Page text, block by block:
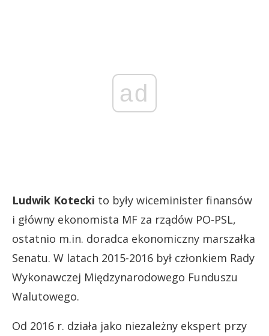
ad
Ludwik Kotecki to były wiceminister finansów
i główny ekonomista MF za rządów PO-PSL,
ostatnio m.in. doradca ekonomiczny marszałka
Senatu. W latach 2015-2016 był członkiem Rady
Wykonawczej Międzynarodowego Funduszu
Walutowego.
Od 2016 r. działa jako niezależny ekspert przy